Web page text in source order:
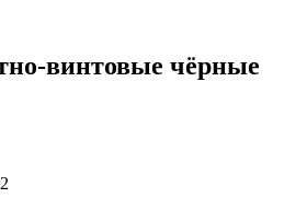
винтовые чёрные